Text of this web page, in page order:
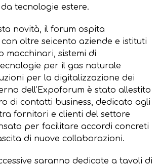
tecnologie estere.
novità, il forum ospita
con oltre seicento aziende e istituti
macchinari, sistemi di
per il gas naturale
per la digitalizzazione dei
dell’Expoforum è stato allestito
di contatti business, dedicato agli
fornitori e clienti del settore
per facilitare accordi concreti
di nuove collaborazioni.
saranno dedicate a tavoli di